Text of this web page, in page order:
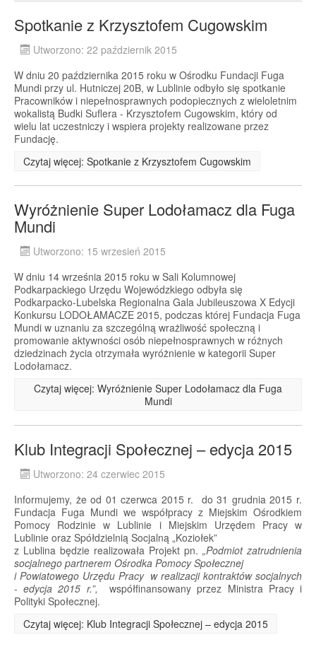
Spotkanie z Krzysztofem Cugowskim
Utworzono: 22 październik 2015
W dniu 20 października 2015 roku w Ośrodku Fundacji Fuga
Mundi przy ul. Hutniczej 20B, w Lublinie odbyło się spotkanie
Pracowników i niepełnosprawnych podopiecznych z wieloletnim
wokalistą Budki Suflera - Krzysztofem Cugowskim, który od
wielu lat uczestniczy i wspiera projekty realizowane przez
Fundację.
Czytaj więcej: Spotkanie z Krzysztofem Cugowskim
Wyróżnienie Super Lodołamacz dla Fuga
Mundi
Utworzono: 15 wrzesień 2015
W dniu 14 września 2015 roku w Sali Kolumnowej
Podkarpackiego Urzędu Wojewódzkiego odbyła się
Podkarpacko-Lubelska Regionalna Gala Jubileuszowa X Edycji
Konkursu LODOŁAMACZE 2015, podczas której Fundacja Fuga
Mundi w uznaniu za szczególną wrażliwość społeczną i
promowanie aktywności osób niepełnosprawnych w różnych
dziedzinach życia otrzymała wyróżnienie w kategorii Super
Lodołamacz.
Czytaj więcej: Wyróżnienie Super Lodołamacz dla Fuga
Mundi
Klub Integracji Społecznej – edycja 2015
Utworzono: 24 czerwiec 2015
Informujemy, że od 01 czerwca 2015 r. do 31 grudnia 2015 r.
Fundacja Fuga Mundi we współpracy z Miejskim Ośrodkiem
Pomocy Rodzinie w Lublinie i Miejskim Urzędem Pracy w
Lublinie oraz Spółdzielnią Socjalną „Koziołek”
z Lublina będzie realizowała Projekt pn. „Podmiot zatrudnienia
socjalnego partnerem Ośrodka Pomocy Społecznej
i Powiatowego Urzędu Pracy w realizacji kontraktów socjalnych
- edycja 2015 r.”,współfinansowany przez Ministra Pracy i
Polityki Społecznej.
Czytaj więcej: Klub Integracji Społecznej – edycja 2015